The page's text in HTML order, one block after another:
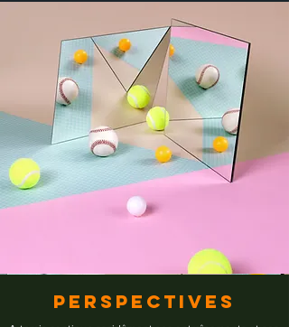
Perspectives